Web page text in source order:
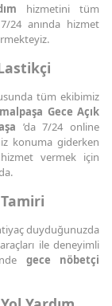
hizmetini tüm
7/24 anında hizmet
tüm ekibimiz
Gece Açık
’da 7/24 online
konuma giderken
hizmet vermek için
duyduğunuzda
araçları ile deneyimli
gece nöbetçi